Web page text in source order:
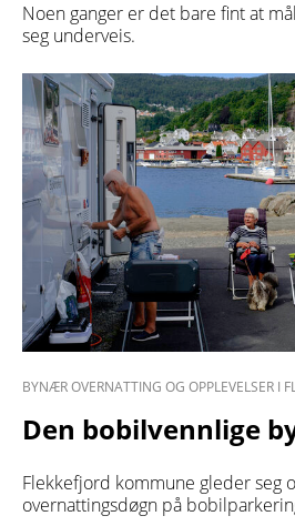
Noen ganger er det bare fint at
seg underveis.
BYNÆR OVERNATTING OG OPPLEVELSER I
Den bobilvennlige
Flekkefjord kommune gleder seg
overnattingsdøgn på